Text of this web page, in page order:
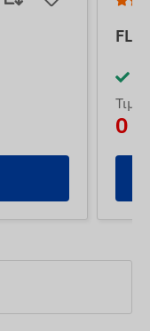
Τιμή
0 $